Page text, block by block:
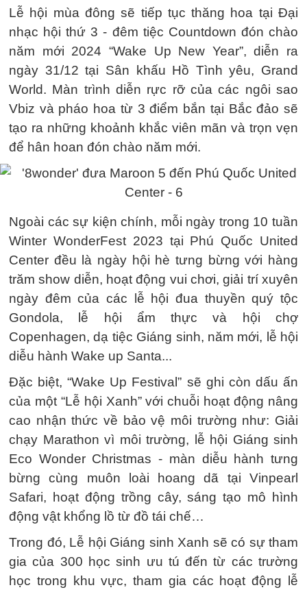
Lễ hội mùa đông sẽ tiếp tục thăng hoa tại Đại
nhạc hội thứ 3 - đêm tiệc Countdown đón chào
năm mới 2024 “Wake Up New Year”, diễn ra
ngày 31/12 tại Sân khấu Hồ Tình yêu, Grand
World. Màn trình diễn rực rỡ của các ngôi sao
Vbiz và pháo hoa từ 3 điểm bắn tại Bắc đảo sẽ
tạo ra những khoảnh khắc viên mãn và trọn vẹn
để hân hoan đón chào năm mới.
Ngoài các sự kiện chính, mỗi ngày trong 10 tuần
Winter WonderFest 2023 tại Phú Quốc United
Center đều là ngày hội hè tưng bừng với hàng
trăm show diễn, hoạt động vui chơi, giải trí xuyên
ngày đêm của các lễ hội đua thuyền quý tộc
Gondola, lễ hội ẩm thực và hội chợ
Copenhagen, dạ tiệc Giáng sinh, năm mới, lễ hội
diễu hành Wake up Santa...
Đặc biệt, “Wake Up Festival” sẽ ghi còn dấu ấn
của một “Lễ hội Xanh” với chuỗi hoạt động nâng
cao nhận thức về bảo vệ môi trường như: Giải
chạy Marathon vì môi trường, lễ hội Giáng sinh
Eco Wonder Christmas - màn diễu hành tưng
bừng cùng muôn loài hoang dã tại Vinpearl
Safari, hoạt động trồng cây, sáng tạo mô hình
động vật khổng lồ từ đồ tái chế…
Trong đó, Lễ hội Giáng sinh Xanh sẽ có sự tham
gia của 300 học sinh ưu tú đến từ các trường
học trong khu vực, tham gia các hoạt động lễ